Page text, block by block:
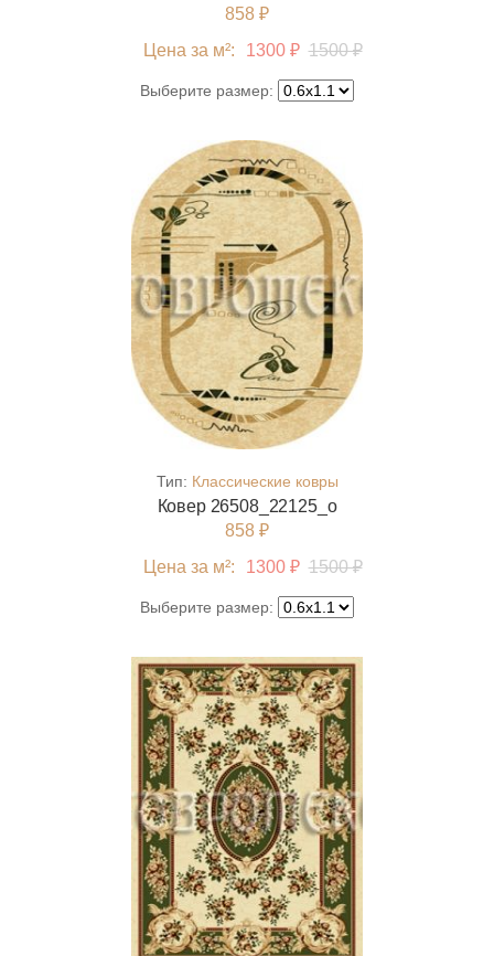
858 ₽
Цена за м²:
1300 ₽ 1500 ₽
Выберите размер:
Тип: Классические ковры
Ковер 26508_22125_o
858 ₽
Цена за м²:
1300 ₽ 1500 ₽
Выберите размер: